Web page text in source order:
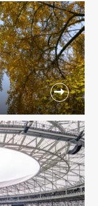
